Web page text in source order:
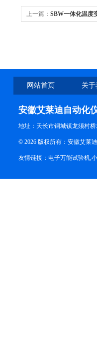
上一篇： SBW一体化温度
网站首页 关
安徽艾莱迪自动化
地址：天长市铜城镇龙须村
© 2026 版权所有：安徽艾莱
友情链接： 电子万能试验机,